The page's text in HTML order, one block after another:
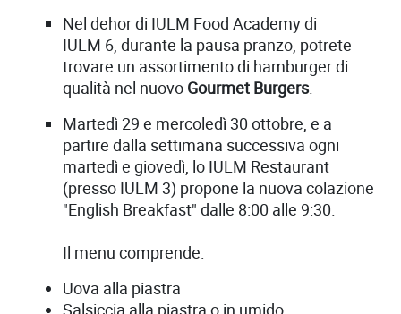
Nel dehor di IULM Food Academy di
IULM 6, durante la pausa pranzo, potrete
trovare un assortimento di hamburger di
qualità nel nuovo Gourmet Burgers.
Martedì 29 e mercoledì 30 ottobre, e a
partire dalla settimana successiva ogni
martedì e giovedì, lo IULM Restaurant
(presso IULM 3) propone la nuova colazione
"English Breakfast" dalle 8:00 alle 9:30.
Il menu comprende:
Uova alla piastra